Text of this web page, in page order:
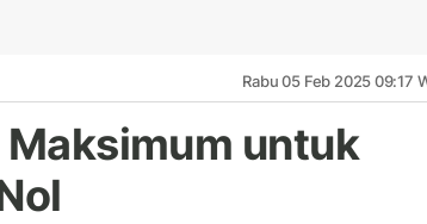
Rabu 05 Feb 2025 09:17
untuk